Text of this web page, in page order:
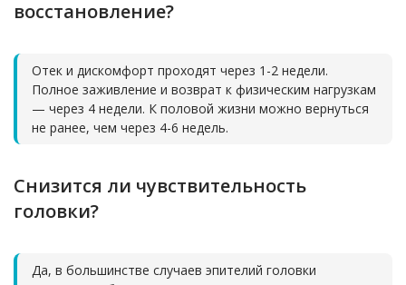
восстановление?
Отек и дискомфорт проходят через 1-2 недели.
Полное заживление и возврат к физическим нагрузкам
— через 4 недели. К половой жизни можно вернуться
не ранее, чем через 4-6 недель.
Снизится ли чувствительность
головки?
Да, в большинстве случаев эпителий головки